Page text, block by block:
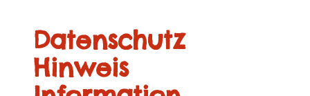
Datenschutz
Hinweis